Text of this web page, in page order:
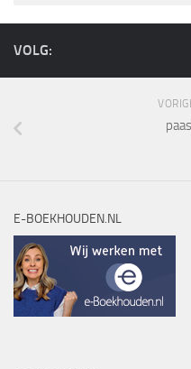
VOLG:
E-BOEKHOUDEN.NL